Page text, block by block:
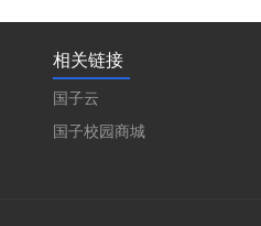
相关链接
国子云
国子校园商城